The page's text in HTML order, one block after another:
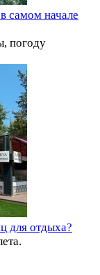
самом начале
погоду
для отдыха?